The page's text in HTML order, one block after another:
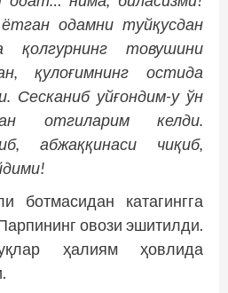
одамни туйқусдан
қолгурнинг товушини
қулоғимнинг остида
Сесканиб уйғондим-у ўн
отгиларим келди.
абжаққинаси чиқиб,
ботмасидан катагингга
овози эшитилди.
ҳалиям ҳовлида